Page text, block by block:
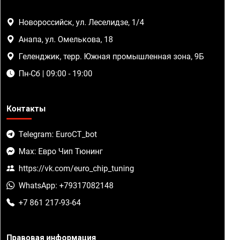
Новороссийск, ул. Леселидзе, 1/4
Анапа, ул. Омелькова, 18
Геленджик, терр. Южная промышленная зона, 9Б
Пн-Сб | 09:00 - 19:00
Контакты
Telegram: EuroCT_bot
Max: Евро Чип Тюнинг
https://vk.com/euro_chip_tuning
WhatsApp: +79317082148
+7 861 217-93-64
Правовая информация